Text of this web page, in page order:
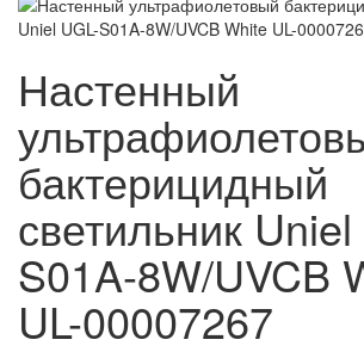
Настенный
бактерицидный
светильник
S01A-8W/UVCB
UL-00007267